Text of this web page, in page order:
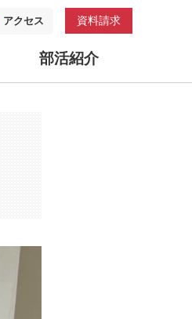
アクセス 資料請求
部活紹介